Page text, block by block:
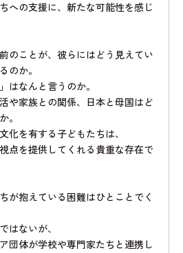
への支援に、新たな可能性を感じ
のことが、彼らにはどう見えてい
のか。
はなんと言うのか。
や家族との関係、日本と母国はど
。
化を有する子どもたちは、
点を提供してくれる貴重な存在で
が抱えている困難はひとことでく
はないが、
団体が学校や専門家たちと連携し